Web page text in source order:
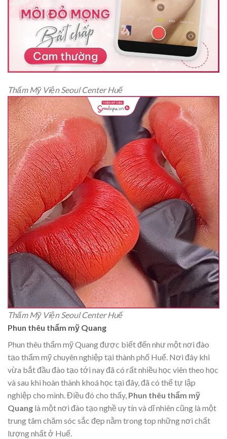
Thẩm Mỹ Viện Seoul Center Huế
Thẩm Mỹ Viện Seoul Center Huế
Phun thêu thẩm mỹ Quang
Phun thêu thẩm mỹ Quang được biết đến như một nơi đào
tạo thẩm mỹ chuyên nghiệp tại thành phố Huế. Nơi đây khi
vừa bắt đầu đào tạo tới nay đã có rất nhiều học viên theo học
và sau khi hoàn thành khoá học tại đây, đã có thể tự lập
nghiệp cho mình. Điều đó cho thấy, Phun thêu thẩm mỹ
Quang là một nơi đào tạo nghề uy tín và dĩ nhiên cũng là một
trung tâm chăm sóc sắc đẹp nằm trong top những nơi chất
lượng nhất ở Huế.